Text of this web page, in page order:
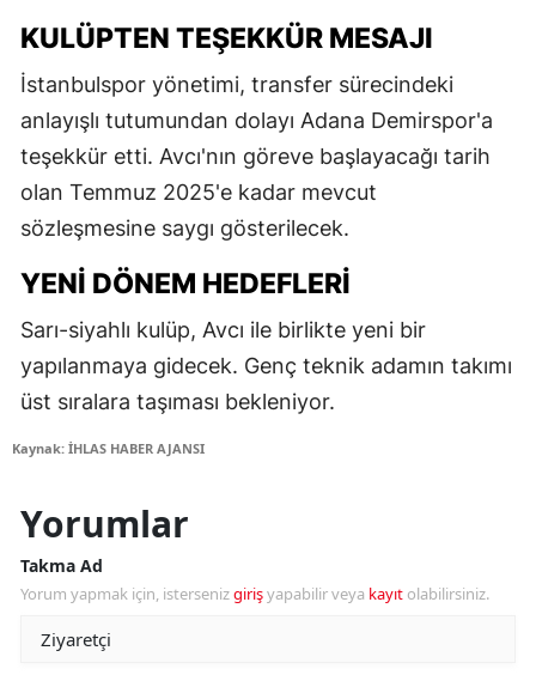
KULÜPTEN TEŞEKKÜR MESAJI
İstanbulspor yönetimi, transfer sürecindeki
anlayışlı tutumundan dolayı Adana Demirspor'a
teşekkür etti. Avcı'nın göreve başlayacağı tarih
olan Temmuz 2025'e kadar mevcut
sözleşmesine saygı gösterilecek.
YENI DÖNEM HEDEFLERI
Sarı-siyahlı kulüp, Avcı ile birlikte yeni bir
yapılanmaya gidecek. Genç teknik adamın takımı
üst sıralara taşıması bekleniyor.
Kaynak: İHLAS HABER AJANSI
Yorumlar
Takma Ad
Yorum yapmak için, istersenizgirişyapabilir veya kayıt olabilirsiniz.